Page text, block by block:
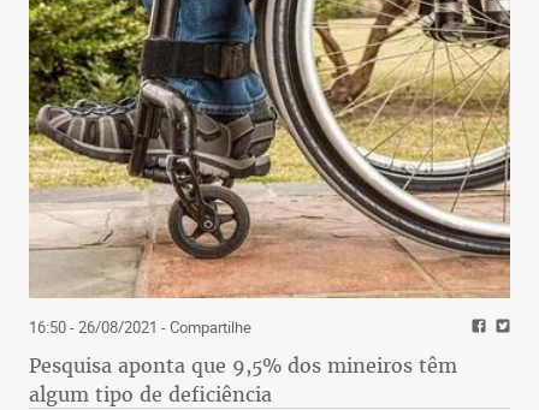
16:50 - 26/08/2021 - Compartilhe
Pesquisa aponta que 9,5% dos mineiros têm
algum tipo de deficiência